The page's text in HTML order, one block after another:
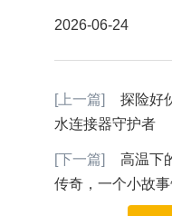
2026-06-24
[上一篇]
探险好
水连接器守护者
[下一篇]
高温下
传奇，一个小故